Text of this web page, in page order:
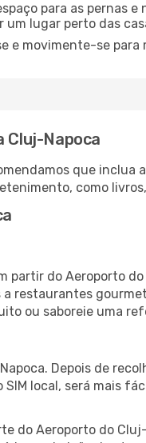
para as pernas
um lugar perto das
e movimente-se para
Cluj-Napoca
que
como
partir do Aeroporto
restaurantes
ou saboreie uma
Depois de
local, será mais
do Aeroporto do